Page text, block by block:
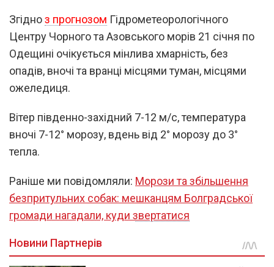
Згідноз прогнозом Гідрометеорологічного
Центру Чорного та Азовського морів 21 січня по
Одещині очікується мінлива хмарність, без
опадів, вночі та вранці місцями туман, місцями
ожеледиця.
Вітер південно-західний 7-12 м/с, температура
вночі 7-12° морозу, вдень від 2° морозу до 3°
тепла.
Раніше ми повідомляли: Морози та збільшення
безпритульних собак: мешканцям Болградської
громади нагадали, куди звертатися